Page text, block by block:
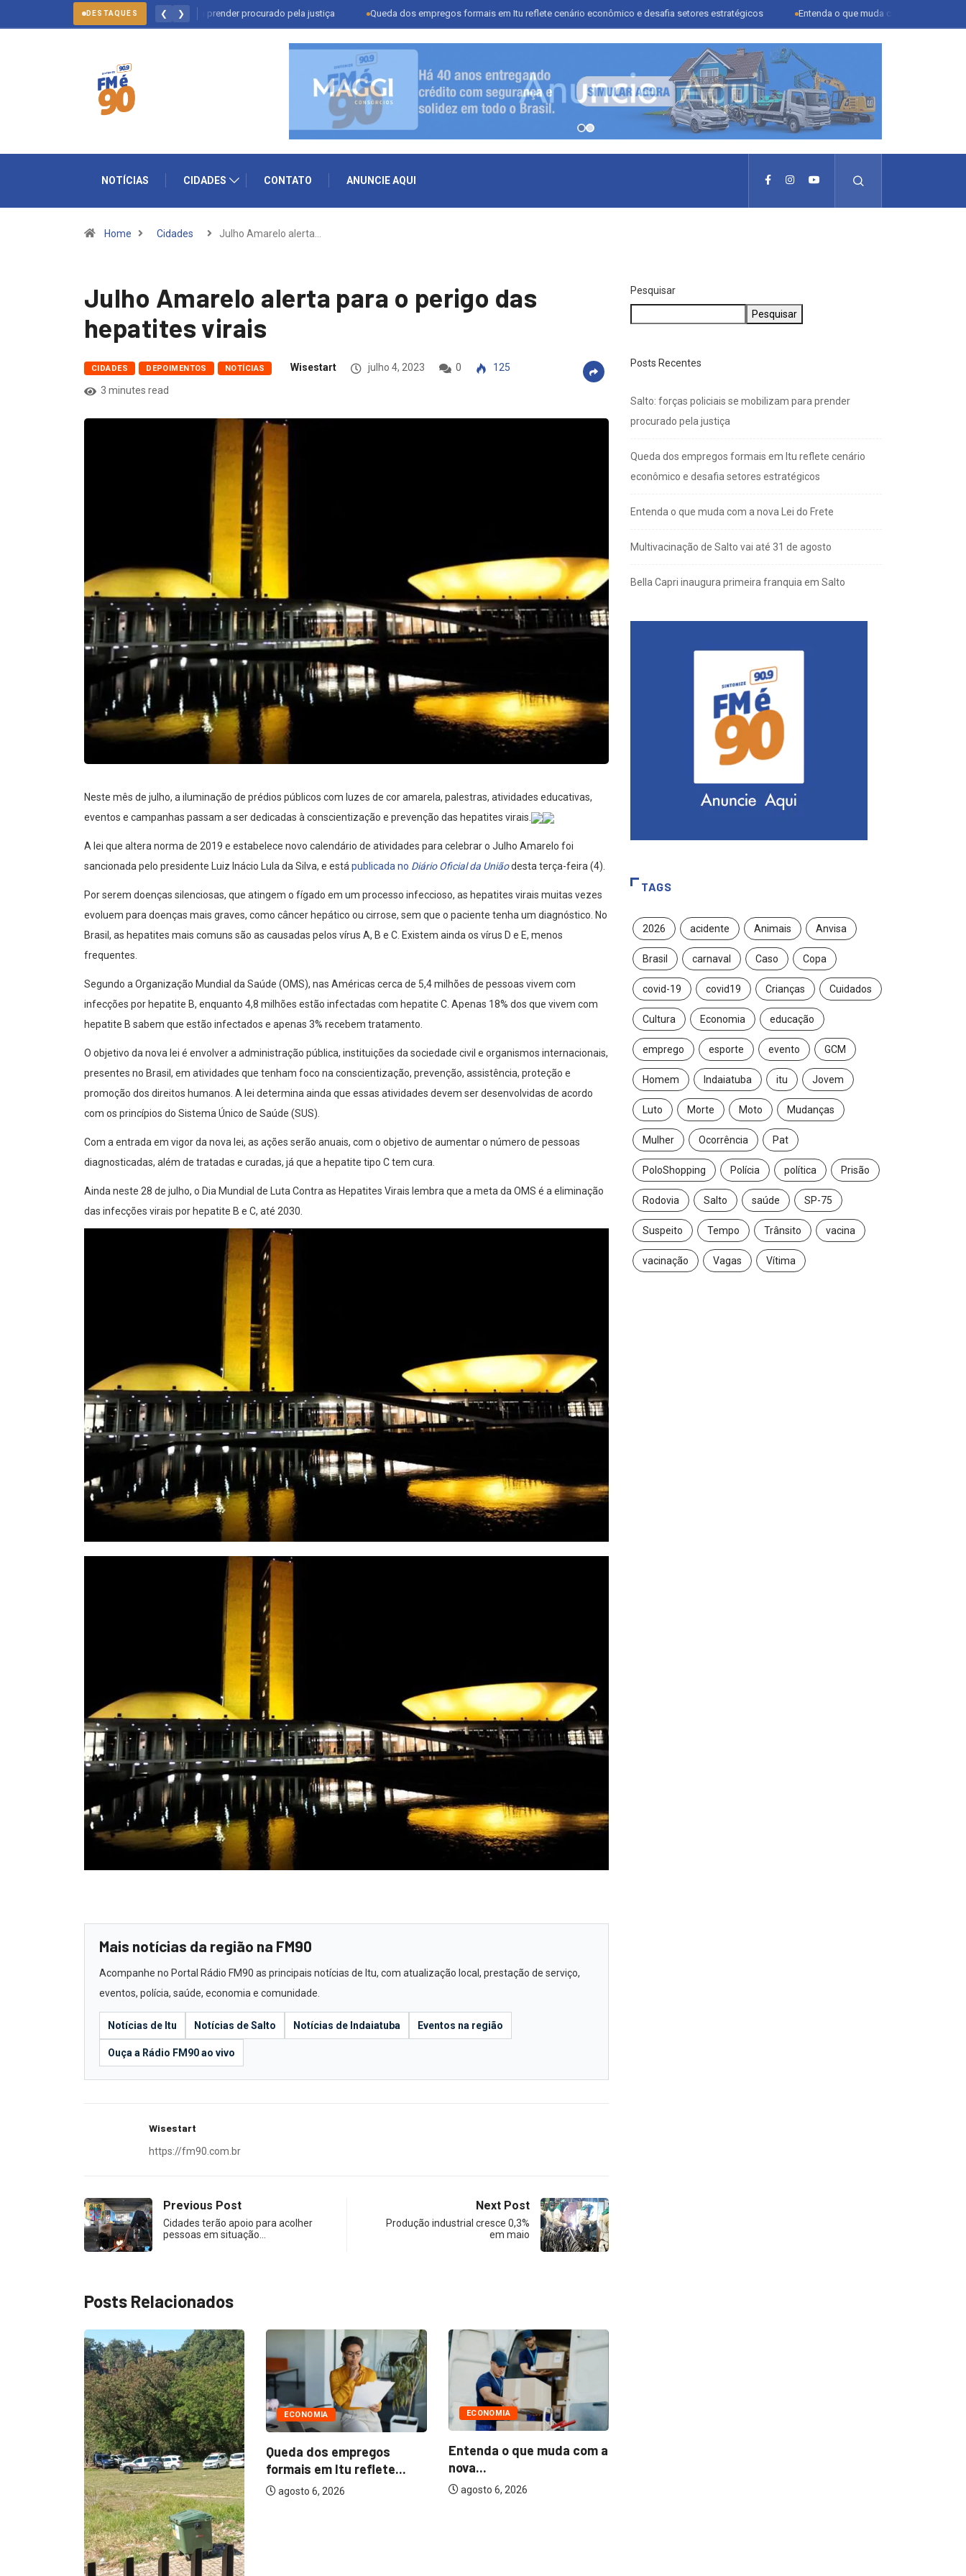
DESTAQUES ❮ ❯
forças policiais se mobilizam para prender procurado pela justiça Queda dos empregos formais em Itu reflete cenário econômico e desafia setores estratégicos Entenda o que muda com a nova Lei do Frete
NOTÍCIAS CIDADES CONTATO ANUNCIE AQUI
Home Cidades Julho Amarelo alerta…
Julho Amarelo alerta para o perigo das
hepatites virais
CIDADES DEPOIMENTOS NOTÍCIAS Wisestart julho 4, 2023 0
125
3 minutes read
Neste mês de julho, a iluminação de prédios públicos com luzes de cor amarela, palestras, atividades educativas,
eventos e campanhas passam a ser dedicadas à conscientização e prevenção das hepatites virais.
A lei que altera norma de 2019 e estabelece novo calendário de atividades para celebrar o Julho Amarelo foi
sancionada pelo presidente Luiz Inácio Lula da Silva, e está publicada no Diário Oficial da Uniãodesta terça-feira (4).
Por serem doenças silenciosas, que atingem o fígado em um processo infeccioso, as hepatites virais muitas vezes
evoluem para doenças mais graves, como câncer hepático ou cirrose, sem que o paciente tenha um diagnóstico. No
Brasil, as hepatites mais comuns são as causadas pelos vírus A, B e C. Existem ainda os vírus D e E, menos
frequentes.
Segundo a Organização Mundial da Saúde (OMS), nas Américas cerca de 5,4 milhões de pessoas vivem com
infecções por hepatite B, enquanto 4,8 milhões estão infectadas com hepatite C. Apenas 18% dos que vivem com
hepatite B sabem que estão infectados e apenas 3% recebem tratamento.
O objetivo da nova lei é envolver a administração pública, instituições da sociedade civil e organismos internacionais,
presentes no Brasil, em atividades que tenham foco na conscientização, prevenção, assistência, proteção e
promoção dos direitos humanos. A lei determina ainda que essas atividades devem ser desenvolvidas de acordo
com os princípios do Sistema Único de Saúde (SUS).
Com a entrada em vigor da nova lei, as ações serão anuais, com o objetivo de aumentar o número de pessoas
diagnosticadas, além de tratadas e curadas, já que a hepatite tipo C tem cura.
Ainda neste 28 de julho, o Dia Mundial de Luta Contra as Hepatites Virais lembra que a meta da OMS é a eliminação
das infecções virais por hepatite B e C, até 2030.
Mais notícias da região na FM90
Acompanhe no Portal Rádio FM90 as principais notícias de Itu, com atualização local, prestação de serviço,
eventos, polícia, saúde, economia e comunidade.
Notícias de Itu Notícias de Salto Notícias de Indaiatuba Eventos na região
Ouça a Rádio FM90 ao vivo
Wisestart
https://fm90.com.br
Previous Post
Cidades terão apoio para acolher
pessoas em situação…
Next Post
Produção industrial cresce 0,3%
em maio
Posts Relacionados
ECONOMIA
Queda dos empregos
formais em Itu reflete...
agosto 6, 2026
ECONOMIA
Entenda o que muda com a
nova...
agosto 6, 2026
Pesquisar
Pesquisar
Posts Recentes
Salto: forças policiais se mobilizam para prender
procurado pela justiça
Queda dos empregos formais em Itu reflete cenário
econômico e desafia setores estratégicos
Entenda o que muda com a nova Lei do Frete
Multivacinação de Salto vai até 31 de agosto
Bella Capri inaugura primeira franquia em Salto
TAGS
2026 acidente Animais Anvisa
Brasil carnaval Caso Copa
covid-19 covid19 Crianças Cuidados
Cultura Economia educação
emprego esporte evento GCM
Homem Indaiatuba itu Jovem
Luto Morte Moto Mudanças
Mulher Ocorrência Pat
PoloShopping Polícia política Prisão
Rodovia Salto saúde SP-75
Suspeito Tempo Trânsito vacina
vacinação Vagas Vítima